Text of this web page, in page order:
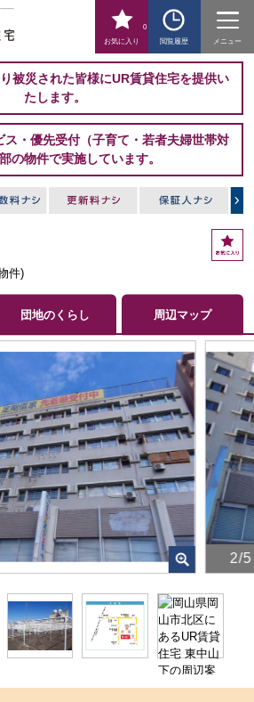
お気に入り
0
閲覧履歴
メニュー
被災された皆様にUR賃貸住宅を提供い
たします。
ス・優先受付（子育て・若者夫婦世帯対
の物件で実施しています。
件)
お
気
団地のくらし 周辺マップ
2/5
画
像
を
ク
リ
ッ